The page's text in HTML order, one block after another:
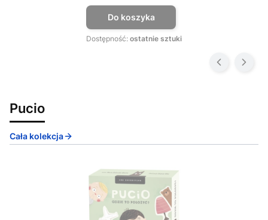
Do koszyka
Dostępność: ostatnie sztuki
Pucio
Cała kolekcja